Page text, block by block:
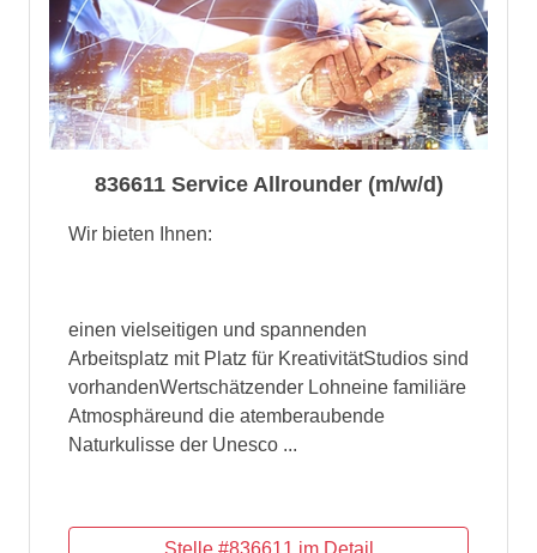
836611 Service Allrounder (m/w/d)
Wir bieten Ihnen:
einen vielseitigen und spannenden
Arbeitsplatz mit Platz für KreativitätStudios sind
vorhandenWertschätzender Lohneine familiäre
Atmosphäreund die atemberaubende
Naturkulisse der Unesco ...